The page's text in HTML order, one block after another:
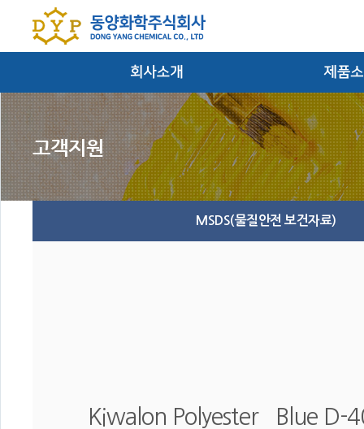
대표이사인사말
회사연혁
경영방침
찾아오시는 길
염료/안료/반
필름
잉크 및 마
MSDS(물질안전 보건자료)
Kiwalon Polyester Blue D-